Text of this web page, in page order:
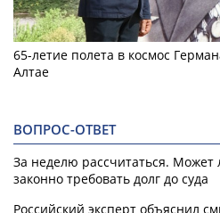
65-летие полета в космос
Алтае
ВОПРОС-ОТВЕТ
За неделю рассчитаться.
законно требовать долг до суда
Российский эксперт объяснил